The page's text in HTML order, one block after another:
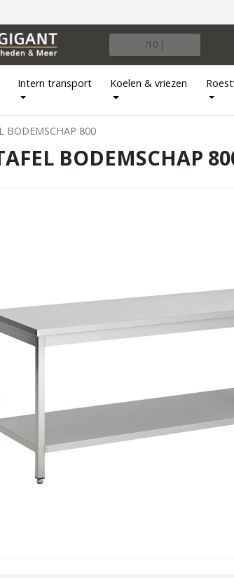
/10 |
Intern transport Koelen & vriezen
BODEMSCHAP 800
BODEMSCHAP